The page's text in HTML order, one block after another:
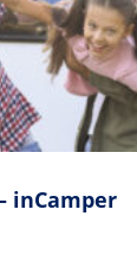
inCamper